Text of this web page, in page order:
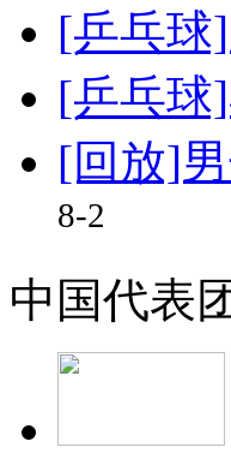
[乒乓球
[乒乓球
[回放]
8-2
中国代表